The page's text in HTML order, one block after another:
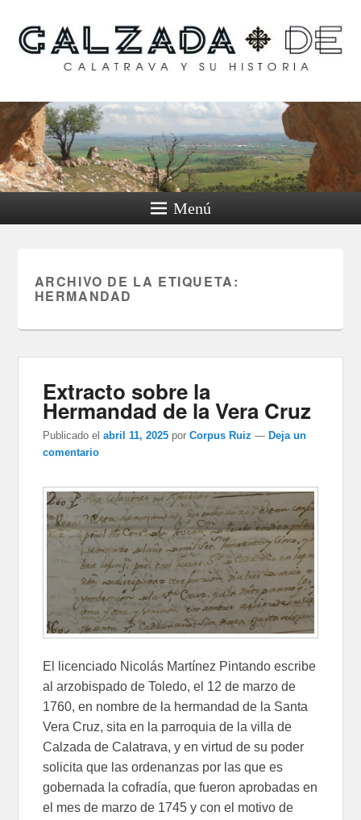
Calzada de Calatrava y
su historia
Menú
ARCHIVO DE LA ETIQUETA:
HERMANDAD
Extracto sobre la
Hermandad de la Vera Cruz
Publicado el abril 11, 2025 porCorpus Ruiz — Deja un
comentario
El licenciado Nicolás Martínez Pintando escribe
al arzobispado de Toledo, el 12 de marzo de
1760, en nombre de la hermandad de la Santa
Vera Cruz, sita en la parroquia de la villa de
Calzada de Calatrava, y en virtud de su poder
solicita que las ordenanzas por las que es
gobernada la cofradía, que fueron aprobadas en
el mes de marzo de 1745 y con el motivo de